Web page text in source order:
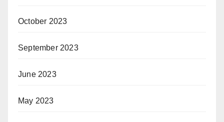
October 2023
September 2023
June 2023
May 2023